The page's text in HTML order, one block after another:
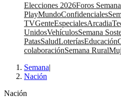
Elecciones 2026Foros Semana
PlayMundoConfidenciales
TVGenteEspecialesArcadia
UnidosVehículosSemana
PatasSaludLoteríasEducación
colaboraciónSemana Rural
Semana|
Nación
Nación